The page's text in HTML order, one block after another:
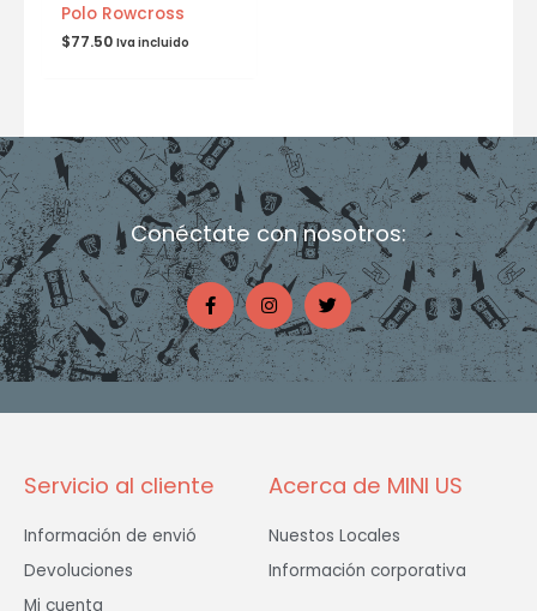
Polo Rowcross
$77.50 Iva incluido
Conéctate con nosotros:
F
a
c
e
b
o
o
I
n
s
t
a
g
r
T
w
i
t
t
e
Servicio al cliente
Información de envió
Devoluciones
Mi cuenta
Acerca de MINI US
Nuestos Locales
Información corporativa